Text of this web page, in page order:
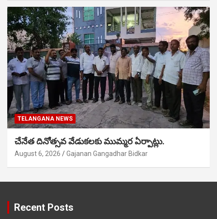
TELANGANA NEWS
చేనేత దినోత్సవ వేడుకలకు ముమ్మర ఏర్పాట్లు.
August 6, 2026 Gajanan Gangadhar Bidkar
Recent Posts